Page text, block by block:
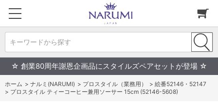
キーワードから探す
☆ 創業80周年謝恩企画品にスタイルズペアセットが登場 ☆
ホーム > ナルミ(NARUMI) > プロスタイル（業務用） > 絵番52146・52147
> プロスタイル ティーコーヒー兼用ソーサー 15cm (52146-5608)